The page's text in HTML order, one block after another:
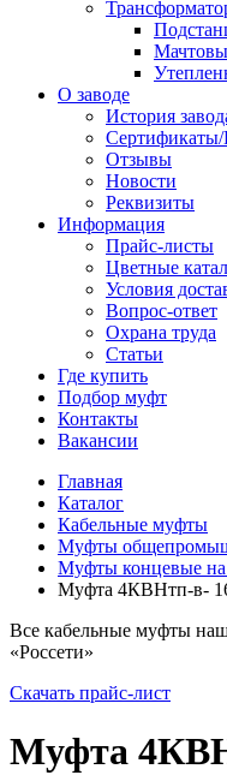
О заводе
История
Отзывы
Новости
Реквизиты
Информация
Прайс-листы
Цветные
Условия
Вопрос-ответ
Охрана труда
Статьи
Где купить
Подбор муфт
Контакты
Вакансии
Главная
Каталог
Кабельные муфты
Муфты
Муфты концевые
Муфта 4КВНтп-в-
Все кабельные муфты
«Россети»
Скачать прайс-лист
Муфта